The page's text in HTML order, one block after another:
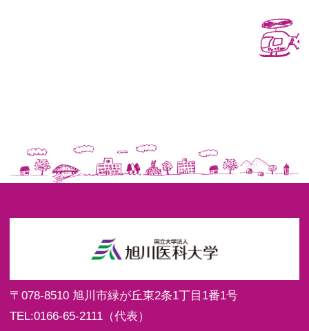
〒078-8510 旭川市緑が丘東2条1丁目1番1号
TEL:0166-65-2111（代表）